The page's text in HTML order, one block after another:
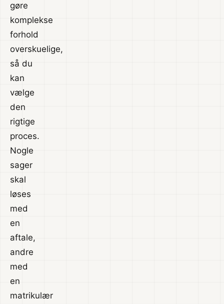
gøre
komplekse
forhold
overskuelige,
så du
kan
vælge
den
rigtige
proces.
Nogle
sager
skal
løses
med
en
aftale,
andre
med
en
matrikulær